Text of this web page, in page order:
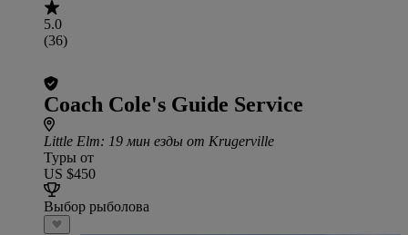
5.0
(36)
Coach Cole's Guide Service
Little Elm: 19 мин езды от Krugerville
Туры от
US $450
Выбор рыболова